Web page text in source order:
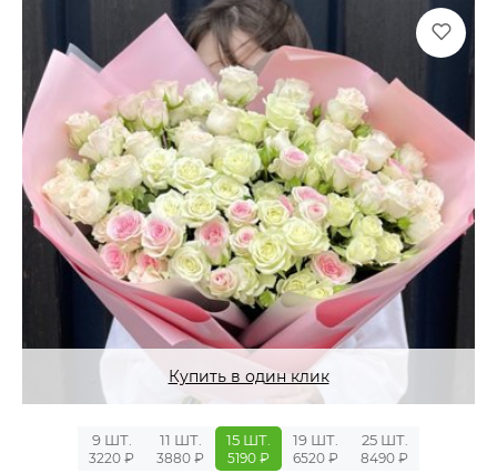
Купить в один клик
9 ШТ.
3220 ₽
11 ШТ.
3880 ₽
15 ШТ.
5190 ₽
19 ШТ.
6520 ₽
25 ШТ.
8490 ₽